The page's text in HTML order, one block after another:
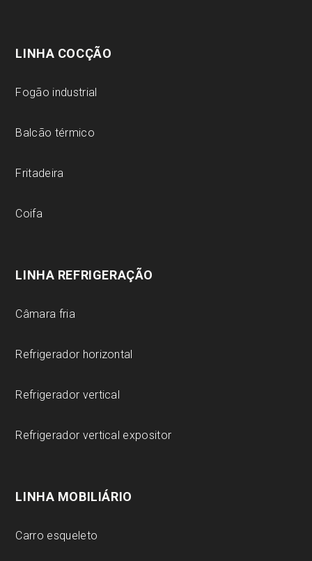
LINHA COCÇÃO
Fogão industrial
Balcão térmico
Fritadeira
Coifa
LINHA REFRIGERAÇÃO
Câmara fria
Refrigerador horizontal
Refrigerador vertical
Refrigerador vertical expositor
LINHA MOBILIÁRIO
Carro esqueleto